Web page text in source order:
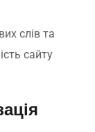
слів та
сайту